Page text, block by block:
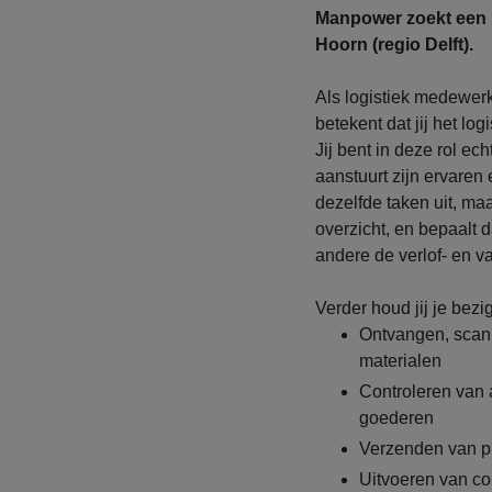
Manpower zoekt
Hoorn (regio Delft).
Als logistiek
betekent dat jij het
Jij bent in deze rol
aanstuurt zijn ervaren
dezelfde taken uit,
overzicht, en bepaalt
andere de verlof- en
Verder houd jij je
Ontvangen,
materialen
Controleren van
goederen
Verzenden van
Uitvoeren van